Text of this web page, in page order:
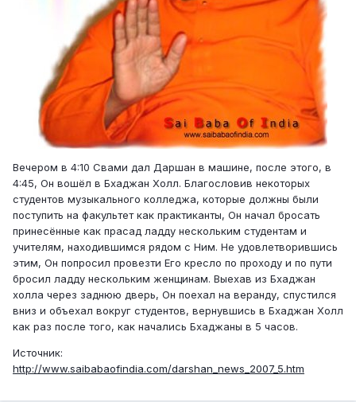
Вечером в 4:10 Свами дал Даршан в машине, после этого, в
4:45, Он вошёл в Бхаджан Холл. Благословив некоторых
студентов музыкального колледжа, которые должны были
поступить на факультет как практиканты, Он начал бросать
принесённые как прасад ладду нескольким студентам и
учителям, находившимся рядом с Ним. Не удовлетворившись
этим, Он попросил провезти Его кресло по проходу и по пути
бросил ладду нескольким женщинам. Выехав из Бхаджан
холла через заднюю дверь, Он поехал на веранду, спустился
вниз и объехал вокруг студентов, вернувшись в Бхаджан Холл
как раз после того, как начались Бхаджаны в 5 часов.
Источник:
http://www.saibabaofindia.com/darshan_news_2007_5.htm